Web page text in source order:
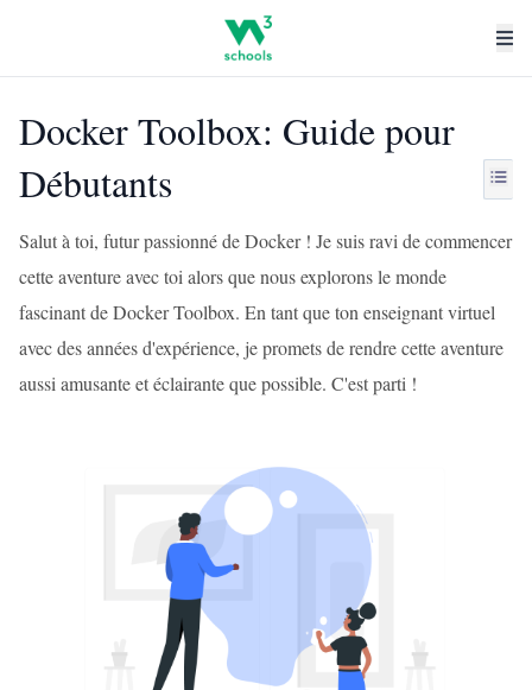
Docker Toolbox: Guide pour
Débutants
Salut à toi, futur passionné de Docker ! Je suis ravi de commencer
cette aventure avec toi alors que nous explorons le monde
fascinant de Docker Toolbox. En tant que ton enseignant virtuel
avec des années d'expérience, je promets de rendre cette aventure
aussi amusante et éclairante que possible. C'est parti !